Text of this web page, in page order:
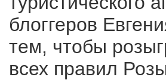
блоггеров
тем, чтобы
всех правил